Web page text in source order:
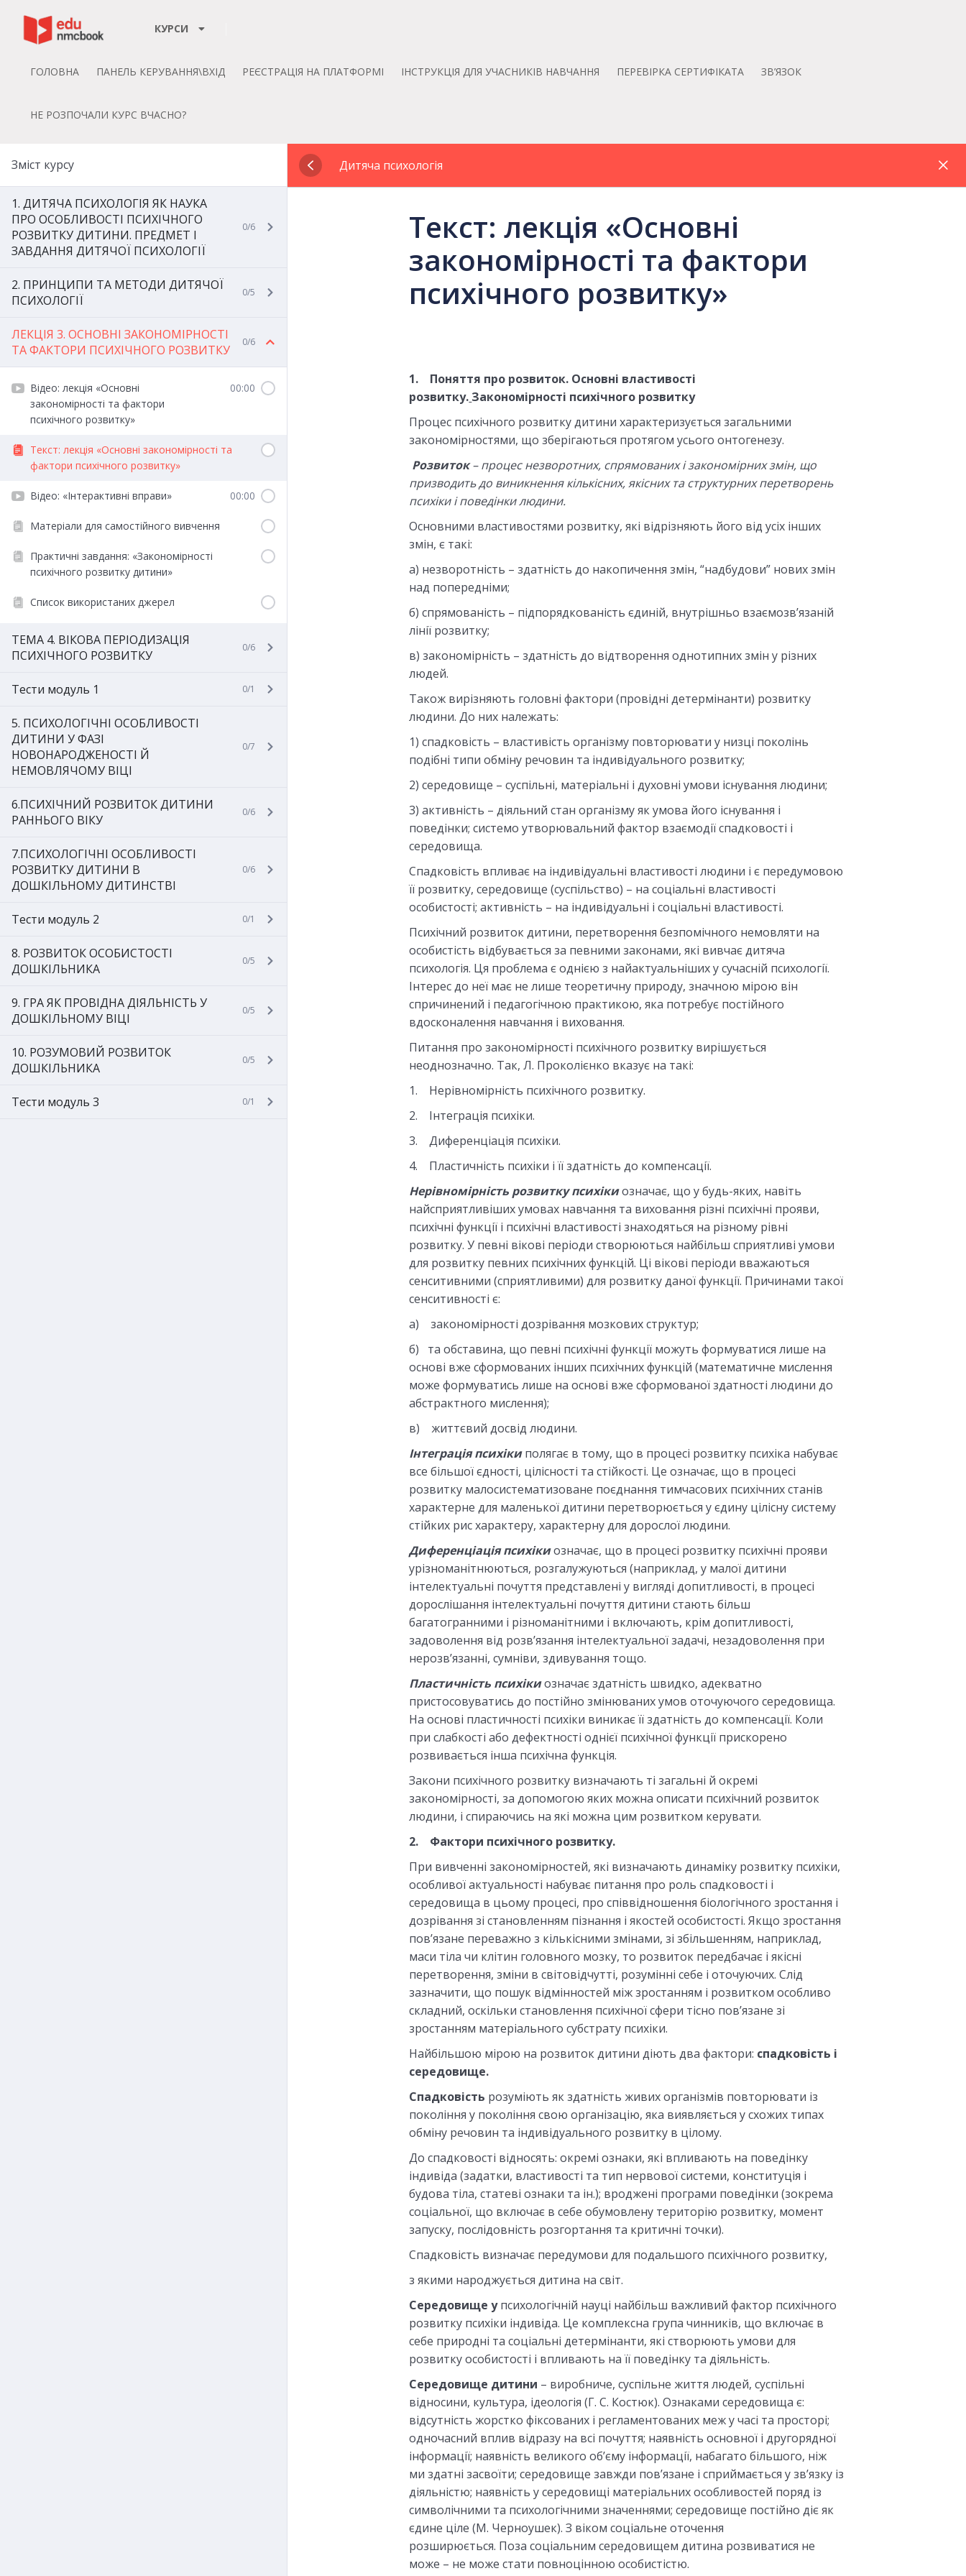
КУРСИ
ГОЛОВНА ПАНЕЛЬ КЕРУВАННЯ\ВХІД РЕЄСТРАЦІЯ НА ПЛАТФОРМІ ІНСТРУКЦІЯ ДЛЯ УЧАСНИКІВ НАВЧАННЯ ПЕРЕВІРКА СЕРТИФІКАТА ЗВ’ЯЗОК
НЕ РОЗПОЧАЛИ КУРС ВЧАСНО?
Зміст курсу
1. ДИТЯЧА ПСИХОЛОГІЯ ЯК НАУКА
ПРО ОСОБЛИВОСТІ ПСИХІЧНОГО
РОЗВИТКУ ДИТИНИ. ПРЕДМЕТ І
ЗАВДАННЯ ДИТЯЧОЇ ПСИХОЛОГІЇ
0/6
2. ПРИНЦИПИ ТА МЕТОДИ ДИТЯЧОЇ
ПСИХОЛОГІЇ
0/5
ЛЕКЦІЯ 3. ОСНОВНІ ЗАКОНОМІРНОСТІ
ТА ФАКТОРИ ПСИХІЧНОГО РОЗВИТКУ
0/6
Відео: лекція «Основні
закономірності та фактори
психічного розвитку»
00:00
Текст: лекція «Основні закономірності та
фактори психічного розвитку»
Відео: «Інтерактивні вправи» 00:00
Матеріали для самостійного вивчення
Практичні завдання: «Закономірності
психічного розвитку дитини»
Список використаних джерел
ТЕМА 4. ВІКОВА ПЕРІОДИЗАЦІЯ
ПСИХІЧНОГО РОЗВИТКУ
0/6
Тести модуль 1 0/1
5. ПСИХОЛОГІЧНІ ОСОБЛИВОСТІ
ДИТИНИ У ФАЗІ
НОВОНАРОДЖЕНОСТІ Й
НЕМОВЛЯЧОМУ ВІЦІ
0/7
6.ПСИХІЧНИЙ РОЗВИТОК ДИТИНИ
РАННЬОГО ВІКУ
0/6
7.ПСИХОЛОГІЧНІ ОСОБЛИВОСТІ
РОЗВИТКУ ДИТИНИ В
ДОШКІЛЬНОМУ ДИТИНСТВІ
0/6
Тести модуль 2 0/1
8. РОЗВИТОК ОСОБИСТОСТІ
ДОШКІЛЬНИКА
0/5
9. ГРА ЯК ПРОВІДНА ДІЯЛЬНІСТЬ У
ДОШКІЛЬНОМУ ВІЦІ
0/5
10. РОЗУМОВИЙ РОЗВИТОК
ДОШКІЛЬНИКА
0/5
Тести модуль 3 0/1
Дитяча психологія
Текст: лекція «Основні
закономірності та фактори
психічного розвитку»
1. Поняття про розвиток. Основні властивості
розвитку. Закономірності психічного розвитку
Процес психічного розвитку дитини характеризується загальними
закономірностями, що зберігаються протягом усього онтогенезу.
Розвиток– процес незворотних, спрямованих і закономірних змін, що
призводить до виникнення кількісних, якісних та структурних перетворень
психіки і поведінки людини.
Основними властивостями розвитку, які відрізняють його від усіх інших
змін, є такі:
а) незворотність – здатність до накопичення змін, “надбудови” нових змін
над попередніми;
б) спрямованість – підпорядкованість єдиній, внутрішньо взаємозв’язаній
лінії розвитку;
в) закономірність – здатність до відтворення однотипних змін у різних
людей.
Також вирізняють головні фактори (провідні детермінанти) розвитку
людини. До них належать:
1) спадковість – властивість організму повторювати у низці поколінь
подібні типи обміну речовин та індивідуального розвитку;
2) середовище – суспільні, матеріальні і духовні умови існування людини;
3) активність – діяльний стан організму як умова його існування і
поведінки; системо утворювальний фактор взаємодії спадковості і
середовища.
Спадковість впливає на індивідуальні властивості людини і є передумовою
її розвитку, середовище (суспільство) – на соціальні властивості
особистості; активність – на індивідуальні і соціальні властивості.
Психічний розвиток дитини, перетворення безпомічного немовляти на
особистість відбувається за певними законами, які вивчає дитяча
психологія. Ця проблема є однією з найактуальніших у сучасній психології.
Інтерес до неї має не лише теоретичну природу, значною мірою він
спричинений і педагогічною практикою, яка потребує постійного
вдосконалення навчання і виховання.
Питання про закономірності психічного розвитку вирішується
неоднозначно. Так, Л. Проколієнко вказує на такі:
1. Нерівномірність психічного розвитку.
2. Інтеграція психіки.
3. Диференціація психіки.
4. Пластичність психіки і її здатність до компенсації.
Нерівномірність розвитку психікиозначає, що у будь-яких, навіть
найсприятливіших умовах навчання та виховання різні психічні прояви,
психічні функції і психічні властивості знаходяться на різному рівні
розвитку. У певні вікові періоди створюються найбільш сприятливі умови
для розвитку певних психічних функцій. Ці вікові періоди вважаються
сенситивними (сприятливими) для розвитку даної функції. Причинами такої
сенситивності є:
а) закономірності дозрівання мозкових структур;
б) та обставина, що певні психічні функції можуть формуватися лише на
основі вже сформованих інших психічних функцій (математичне мислення
може формуватись лише на основі вже сформованої здатності людини до
абстрактного мислення);
в) життєвий досвід людини.
Інтеграція психіки полягає в тому, що в процесі розвитку психіка набуває
все більшої єдності, цілісності та стійкості. Це означає, що в процесі
розвитку малосистематизоване поєднання тимчасових психічних станів
характерне для маленької дитини перетворюється у єдину цілісну систему
стійких рис характеру, характерну для дорослої людини.
Диференціація психікиозначає, що в процесі розвитку психічні прояви
урізноманітнюються, розгалужуються (наприклад, у малої дитини
інтелектуальні почуття представлені у вигляді допитливості, в процесі
дорослішання інтелектуальні почуття дитини стають більш
багатогранними і різноманітними і включають, крім допитливості,
задоволення від розв’язання інтелектуальної задачі, незадоволення при
нерозв’язанні, сумніви, здивування тощо.
Пластичність психікиозначає здатність швидко, адекватно
пристосовуватись до постійно змінюваних умов оточуючого середовища.
На основі пластичності психіки виникає її здатність до компенсації. Коли
при слабкості або дефектності однієї психічної функції прискорено
розвивається інша психічна функція.
Закони психічного розвитку визначають ті загальні й окремі
закономірності, за допомогою яких можна описати психічний розвиток
людини, і спираючись на які можна цим розвитком керувати.
2. Фактори психічного розвитку.
При вивченні закономірностей, які визначають динаміку розвитку психіки,
особливої актуальності набуває питання про роль спадковості і
середовища в цьому процесі, про співвідношення біологічного зростання і
дозрівання зі становленням пізнання і якостей особистості. Якщо зростання
пов’язане переважно з кількісними змінами, зі збільшенням, наприклад,
маси тіла чи клітин головного мозку, то розвиток передбачає і якісні
перетворення, зміни в світовідчутті, розумінні себе і оточуючих. Слід
зазначити, що пошук відмінностей між зростанням і розвитком особливо
складний, оскільки становлення психічної сфери тісно пов’язане зі
зростанням матеріального субстрату психіки.
Найбільшою мірою на розвиток дитини діють два фактори: спадковість і
середовище.
Спадковість розуміють як здатність живих організмів повторювати із
покоління у покоління свою організацію, яка виявляється у схожих типах
обміну речовин та індивідуального розвитку в цілому.
До спадковості відносять: окремі ознаки, які впливають на поведінку
індивіда (задатки, властивості та тип нервової системи, конституція і
будова тіла, статеві ознаки та ін.); вроджені програми поведінки (зокрема
соціальної, що включає в себе обумовлену територію розвитку, момент
запуску, послідовність розгортання та критичні точки).
Спадковість визначає передумови для подальшого психічного розвитку,
з якими народжується дитина на світ.
Середовище упсихологічній науці найбільш важливий фактор психічного
розвитку психіки індивіда. Це комплексна група чинників, що включає в
себе природні та соціальні детермінанти, які створюють умови для
розвитку особистості і впливають на її поведінку та діяльність.
Середовище дитини – виробниче, суспільне життя людей, суспільні
відносини, культура, ідеологія (Г. С. Костюк). Ознаками середовища є:
відсутність жорстко фіксованих і регламентованих меж у часі та просторі;
одночасний вплив відразу на всі почуття; наявність основної і другорядної
інформації; наявність великого об’єму інформації, набагато більшого, ніж
ми здатні засвоїти; середовище завжди пов’язане і сприймається у зв’язку із
діяльністю; наявність у середовищі матеріальних особливостей поряд із
символічними та психологічними значеннями; середовище постійно діє як
єдине ціле (М. Черноушек).З віком соціальне оточення
розширюється. Поза соціальним середовищем дитина розвиватися не
може – не може стати повноцінною особистістю.